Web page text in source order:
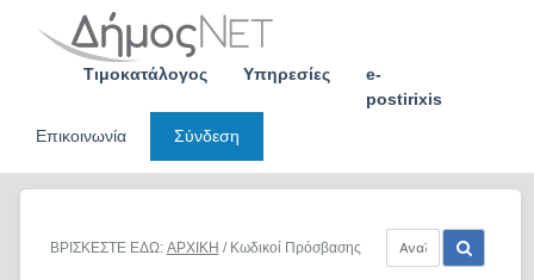
Τιμοκατάλογος Υπηρεσίες
e-
postirixis
Επικοινωνία
Σύνδεση
ΒΡΙΣΚΕΣΤΕ ΕΔΩ: ΑΡΧΙΚΗ / Κωδικοί Πρόσβασης